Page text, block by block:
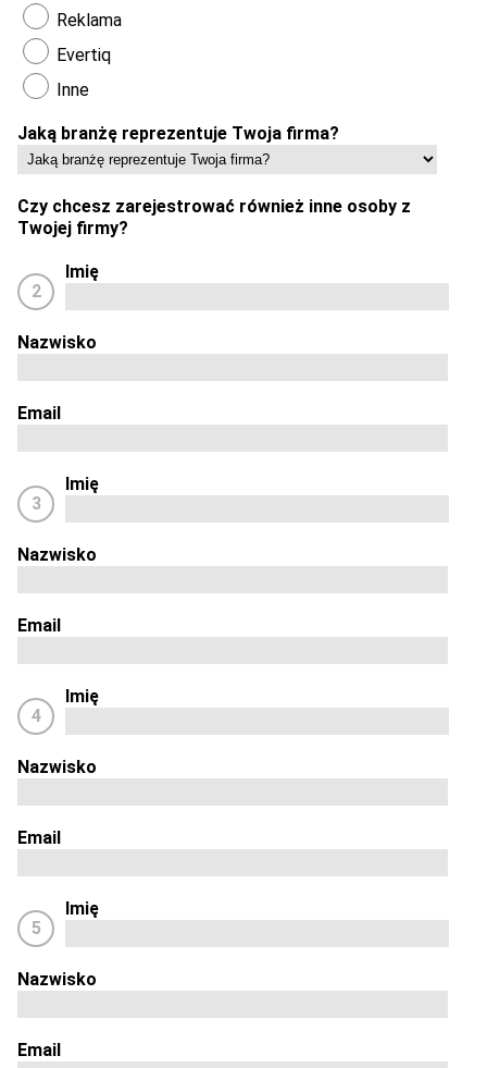
Reklama
Evertiq
Inne
Jaką branżę reprezentuje Twoja firma?
Czy chcesz zarejestrować również inne osoby z
Twojej firmy?
2
Imię
Nazwisko
Email
3
Imię
Nazwisko
Email
4
Imię
Nazwisko
Email
5
Imię
Nazwisko
Email